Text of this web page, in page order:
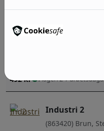
(429442) Grå,
492kr I lager: 2-7
Industri 2
(863420) Brun,